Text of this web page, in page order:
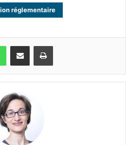
réglementaire
WhatsApp
Partagez par mail Imprimez